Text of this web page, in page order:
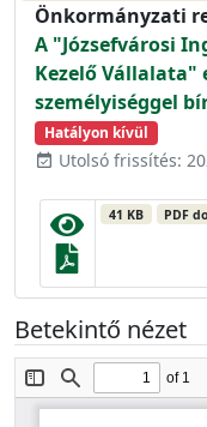
Önkormányzati
A "Józsefvárosi
Kezelő Vállalata"
személyiséggel
Hatályon kívül
event_available Utolsó frissítés:
41 KB PDF
Betekintő nézet